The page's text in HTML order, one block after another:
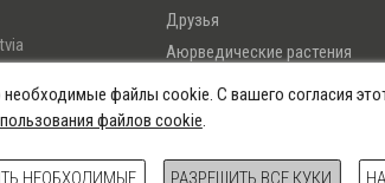
Друзья
Аюрведические растения
Тест Узнай свою Дошу
Политика Cookie Настроить куки
файлы cookie. С вашего согласия
файлов cookie
НЕОБХОДИМЫЕ РАЗРЕШИТЬ ВСЕ КУКИ